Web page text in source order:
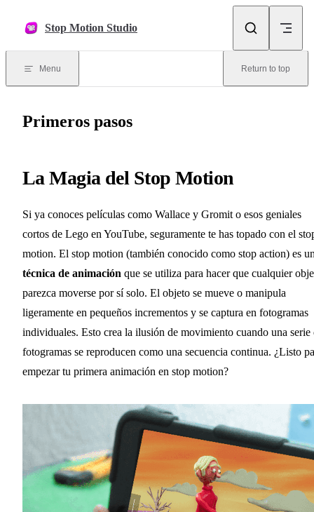
Stop Motion Studio
Menu Return to top
Primeros pasos
La Magia del Stop Motion
Si ya conoces películas como Wallace y Gromit o esos geniales
cortos de Lego en YouTube, seguramente te has topado con el
motion. El stop motion (también conocido como stop action) es
técnica de animación que se utiliza para hacer que cualquier
parezca moverse por sí solo. El objeto se mueve o manipula
ligeramente en pequeños incrementos y se captura en fotogramas
individuales. Esto crea la ilusión de movimiento cuando una serie
fotogramas se reproducen como una secuencia continua. ¿Listo
empezar tu primera animación en stop motion?